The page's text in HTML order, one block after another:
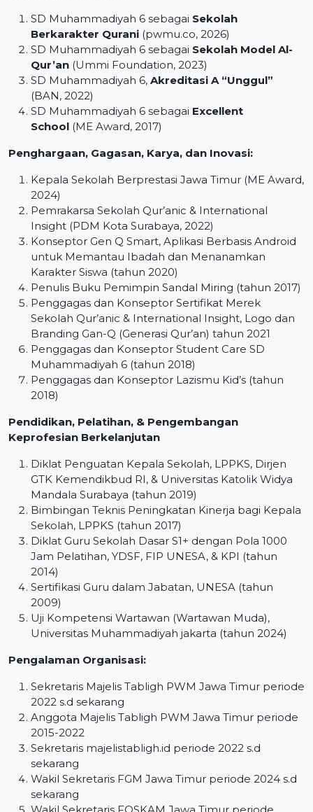
SD Muhammadiyah 6 sebagai Sekolah
Berkarakter Qurani (pwmu.co, 2026)
SD Muhammadiyah 6 sebagai Sekolah Model Al-
Qur’an (Ummi Foundation, 2023)
SD Muhammadiyah 6, Akreditasi A “Unggul”
(BAN, 2022)
SD Muhammadiyah 6 sebagai Excellent
School (ME Award, 2017)
Penghargaan, Gagasan, Karya, dan Inovasi:
Kepala Sekolah Berprestasi Jawa Timur (ME Award,
2024)
Pemrakarsa Sekolah Qur’anic & International
Insight (PDM Kota Surabaya, 2022)
Konseptor Gen Q Smart, Aplikasi Berbasis Android
untuk Memantau Ibadah dan Menanamkan
Karakter Siswa (tahun 2020)
Penulis Buku Pemimpin Sandal Miring (tahun 2017)
Penggagas dan Konseptor Sertifikat Merek
Sekolah Qur’anic & International Insight, Logo dan
Branding Gan-Q (Generasi Qur’an) tahun 2021
Penggagas dan Konseptor Student Care SD
Muhammadiyah 6 (tahun 2018)
Penggagas dan Konseptor Lazismu Kid’s (tahun
2018)
Pendidikan, Pelatihan, & Pengembangan
Keprofesian Berkelanjutan
Diklat Penguatan Kepala Sekolah, LPPKS, Dirjen
GTK Kemendikbud RI, & Universitas Katolik Widya
Mandala Surabaya (tahun 2019)
Bimbingan Teknis Peningkatan Kinerja bagi Kepala
Sekolah, LPPKS (tahun 2017)
Diklat Guru Sekolah Dasar S1+ dengan Pola 1000
Jam Pelatihan, YDSF, FIP UNESA, & KPI (tahun
2014)
Sertifikasi Guru dalam Jabatan, UNESA (tahun
2009)
Uji Kompetensi Wartawan (Wartawan Muda),
Universitas Muhammadiyah jakarta (tahun 2024)
Pengalaman Organisasi:
Sekretaris Majelis Tabligh PWM Jawa Timur periode
2022 s.d sekarang
Anggota Majelis Tabligh PWM Jawa Timur periode
2015-2022
Sekretaris majelistabligh.id periode 2022 s.d
sekarang
Wakil Sekretaris FGM Jawa Timur periode 2024 s.d
sekarang